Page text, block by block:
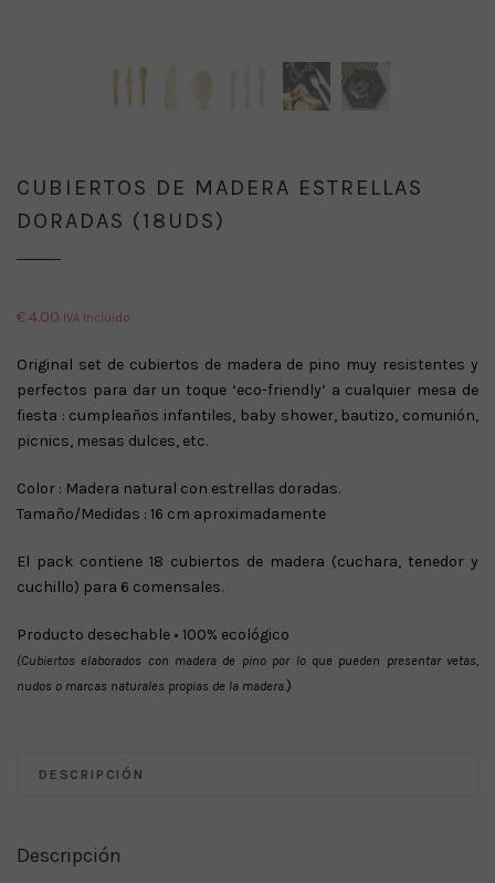
CUBIERTOS DE MADERA ESTRELLAS
DORADAS (18UDS)
€4.00 IVA Incluido
Original set de cubiertos de madera de pino muy resistentes y
perfectos para dar un toque ‘eco-friendly’ a cualquier mesa de
fiesta : cumpleaños infantiles, baby shower, bautizo, comunión,
picnics, mesas dulces, etc.
Color : Madera natural con estrellas doradas.
Tamaño/Medidas : 16 cm aproximadamente
El pack contiene 18 cubiertos de madera (cuchara, tenedor y
cuchillo) para 6 comensales.
Producto desechable • 100% ecológico
(Cubiertos elaborados con madera de pino por lo que pueden presentar vetas,
nudos o marcas naturales propias de la madera. )
DESCRIPCIÓN
Descripción